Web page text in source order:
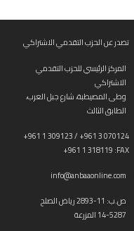
تصدر عن الحزب التقدمي الاشتراكي
المركز الرئيسي للحزب التقدمي
الاشتراكي
وطى المصيطبة، شارع جبل العرب،
الطابق الثالث
+961 1 309123 / +961 3 070124
+961 1 318119 :FAX
info@anbaaonline.com
ص.ب: 11-2893 رياض الصلح
14-5287 المزرعة